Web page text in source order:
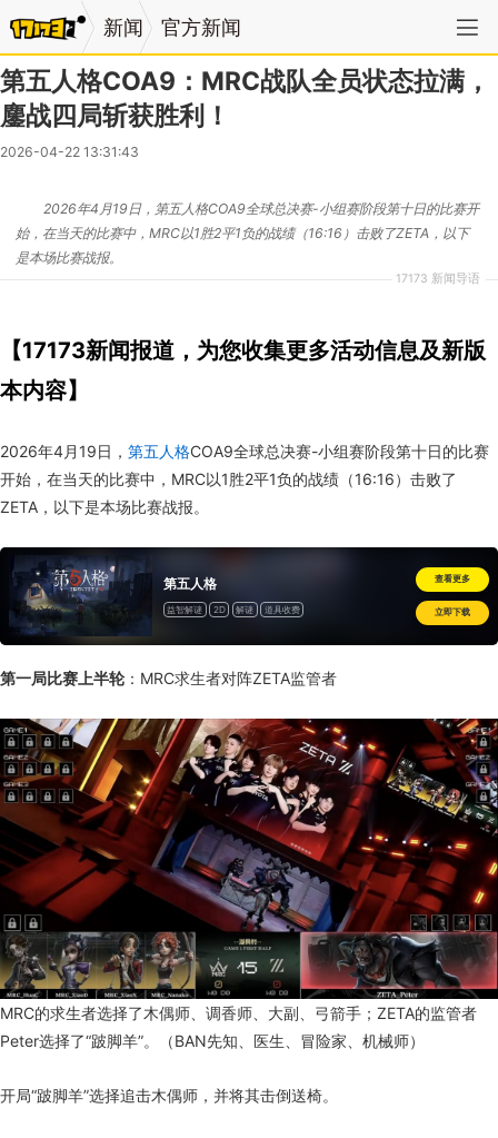
新闻 官方新闻
第五人格COA9：MRC战队全员状态拉满，
鏖战四局斩获胜利！
2026-04-22 13:31:43
17173 新闻导语
2026年4月19日，第五人格COA9全球总决赛-小组赛阶段第十日的比赛开
始，在当天的比赛中，MRC以1胜2平1负的战绩（16:16）击败了ZETA，以下
是本场比赛战报。
【17173新闻报道，为您收集更多活动信息及新版
本内容】
2026年4月19日， 第五人格COA9全球总决赛-小组赛阶段第十日的比赛
开始，在当天的比赛中，MRC以1胜2平1负的战绩（16:16）击败了
ZETA，以下是本场比赛战报。
第五人格
益智解谜 2D 解谜 道具收费
查看更多
立即下载
第一局比赛上半轮：MRC求生者对阵ZETA监管者
MRC的求生者选择了木偶师、调香师、大副、弓箭手；ZETA的监管者
Peter选择了“跛脚羊”。（BAN先知、医生、冒险家、机械师）
开局“跛脚羊”选择追击木偶师，并将其击倒送椅。